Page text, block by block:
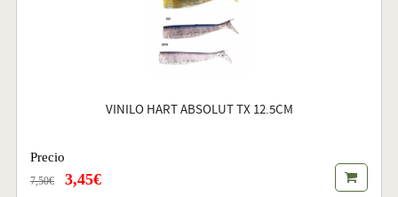
VINILO HART ABSOLUT TX 12.5CM
Precio
7,50€ 3,45€